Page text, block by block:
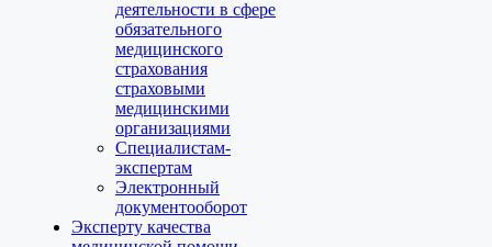
деятельности в сфере
обязательного
медицинского
страхования
страховыми
медицинскими
организациями
Специалистам-
экспертам
Электронный
документооборот
Эксперту качества